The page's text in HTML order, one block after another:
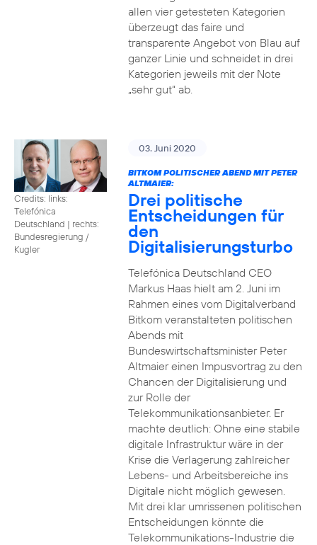
allen vier getesteten Kategorien
überzeugt das faire und
transparente Angebot von Blau auf
ganzer Linie und schneidet in drei
Kategorien jeweils mit der Note
„sehr gut“ ab.
Credits: links:
Telefónica
Deutschland | rechts:
Bundesregierung /
Kugler
03. Juni 2020
BITKOM POLITISCHER ABEND MIT PETER
ALTMAIER:
Drei politische
Entscheidungen für
den
Digitalisierungsturbo
Telefónica Deutschland CEO
Markus Haas hielt am 2. Juni im
Rahmen eines vom Digitalverband
Bitkom veranstalteten politischen
Abends mit
Bundeswirtschaftsminister Peter
Altmaier einen Impusvortrag zu den
Chancen der Digitalisierung und
zur Rolle der
Telekommunikationsanbieter. Er
machte deutlich: Ohne eine stabile
digitale Infrastruktur wäre in der
Krise die Verlagerung zahlreicher
Lebens- und Arbeitsbereiche ins
Digitale nicht möglich gewesen.
Mit drei klar umrissenen politischen
Entscheidungen könnte die
Telekommunikations-Industrie die